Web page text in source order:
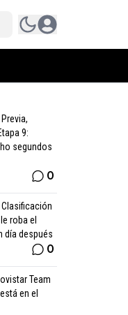
9:
segundos
0
Clasificación
roba el
día después
0
Team
en el